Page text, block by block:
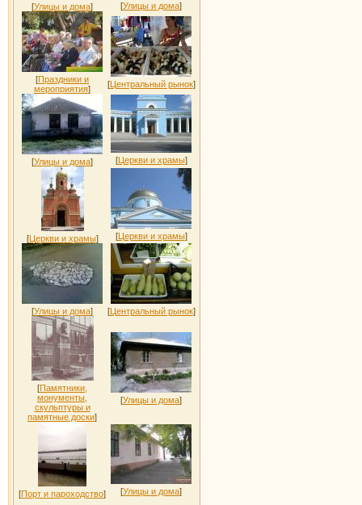
[Улицы и дома] [Улицы и дома]
[Праздники и
мероприятия] [Центральный рынок]
[Улицы и дома] [Церкви и храмы]
[Церкви и храмы] [Церкви и храмы]
[Улицы и дома] [Центральный рынок]
[Памятники,
монументы,
скульптуры и
памятные доски]
[Улицы и дома]
[Порт и пароходство] [Улицы и дома]